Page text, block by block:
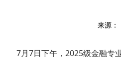
来源
7月7日下午，2025级金融专